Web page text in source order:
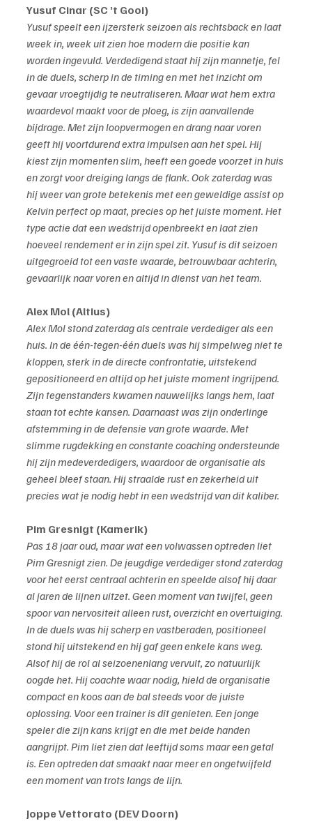
Yusuf Cinar (SC ’t Gooi)
Yusuf speelt een ijzersterk seizoen als rechtsback en laat
week in, week uit zien hoe modern die positie kan
worden ingevuld. Verdedigend staat hij zijn mannetje, fel
in de duels, scherp in de timing en met het inzicht om
gevaar vroegtijdig te neutraliseren. Maar wat hem extra
waardevol maakt voor de ploeg, is zijn aanvallende
bijdrage. Met zijn loopvermogen en drang naar voren
geeft hij voortdurend extra impulsen aan het spel. Hij
kiest zijn momenten slim, heeft een goede voorzet in huis
en zorgt voor dreiging langs de flank. Ook zaterdag was
hij weer van grote betekenis met een geweldige assist op
Kelvin perfect op maat, precies op het juiste moment. Het
type actie dat een wedstrijd openbreekt en laat zien
hoeveel rendement er in zijn spel zit. Yusuf is dit seizoen
uitgegroeid tot een vaste waarde, betrouwbaar achterin,
gevaarlijk naar voren en altijd in dienst van het team.
Alex Mol (Altius)
Alex Mol stond zaterdag als centrale verdediger als een
huis. In de één-tegen-één duels was hij simpelweg niet te
kloppen, sterk in de directe confrontatie, uitstekend
gepositioneerd en altijd op het juiste moment ingrijpend.
Zijn tegenstanders kwamen nauwelijks langs hem, laat
staan tot echte kansen. Daarnaast was zijn onderlinge
afstemming in de defensie van grote waarde. Met
slimme rugdekking en constante coaching ondersteunde
hij zijn medeverdedigers, waardoor de organisatie als
geheel bleef staan. Hij straalde rust en zekerheid uit
precies wat je nodig hebt in een wedstrijd van dit kaliber.
Pim Gresnigt (Kamerik)
Pas 18 jaar oud, maar wat een volwassen optreden liet
Pim Gresnigt zien. De jeugdige verdediger stond zaterdag
voor het eerst centraal achterin en speelde alsof hij daar
al jaren de lijnen uitzet. Geen moment van twijfel, geen
spoor van nervositeit alleen rust, overzicht en overtuiging.
In de duels was hij scherp en vastberaden, positioneel
stond hij uitstekend en hij gaf geen enkele kans weg.
Alsof hij de rol al seizoenenlang vervult, zo natuurlijk
oogde het. Hij coachte waar nodig, hield de organisatie
compact en koos aan de bal steeds voor de juiste
oplossing. Voor een trainer is dit genieten. Een jonge
speler die zijn kans krijgt en die met beide handen
aangrijpt. Pim liet zien dat leeftijd soms maar een getal
is. Een optreden dat smaakt naar meer en ongetwijfeld
een moment van trots langs de lijn.
Joppe Vettorato (DEV Doorn)